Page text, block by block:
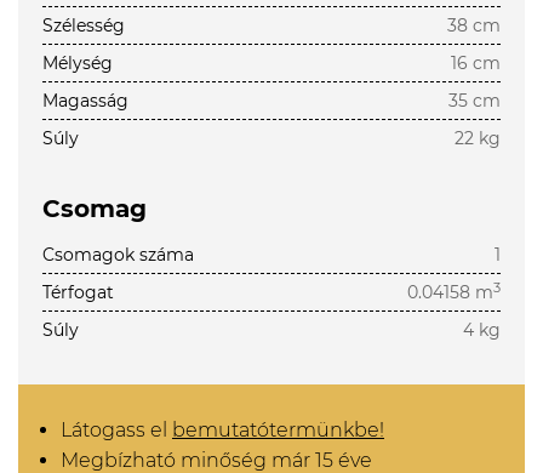
Szélesség
38 cm
Mélység
16 cm
Magasság
35 cm
Súly
22 kg
Csomag
Csomagok száma
1
Térfogat
0.04158 m3
Súly 4 kg
Látogass el bemutatótermünkbe!
Megbízható minőség már 15 éve